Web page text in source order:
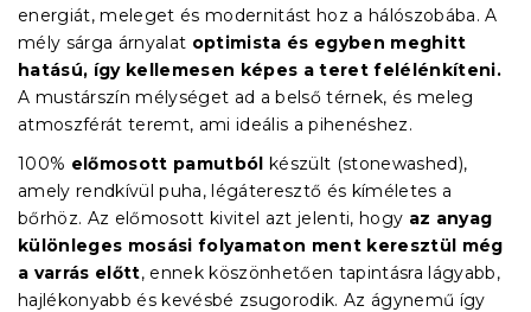
energiát, meleget és modernitást hoz a hálószobába. A
mély sárga árnyalat optimista és egyben meghitt
hatású, így kellemesen képes a teret felélénkíteni.
A mustárszín mélységet ad a belső térnek, és meleg
atmoszférát teremt, ami ideális a pihenéshez.
100% előmosott pamutból készült (stonewashed),
amely rendkívül puha, légáteresztő és kíméletes a
bőrhöz. Az előmosott kivitel azt jelenti, hogy az anyag
különleges mosási folyamaton ment keresztül még
a varrás előtt, ennek köszönhetően tapintásra lágyabb,
hajlékonyabb és kevésbé zsugorodik. Az ágynemű így